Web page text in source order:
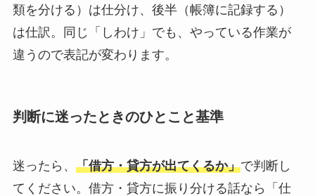
類を分ける）は仕分け、後半（帳簿に記録する）
は仕訳。同じ「しわけ」でも、やっている作業が
違うので表記が変わります。
判断に迷ったときのひとこと基準
迷ったら、 「借方・貸方が出てくるか」で判断し
てください。借方・貸方に振り分ける話なら「仕